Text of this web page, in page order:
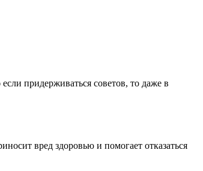
придерживаться советов, то даже в
вред здоровью и помогает отказаться